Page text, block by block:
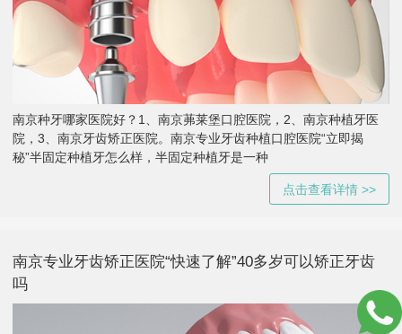
南京种牙哪家医院好？1、南京茀莱堡口腔医院，2、南京种植牙医
院，3、南京牙齿矫正医院。南京专业牙齿种植口腔医院“立即揭
秘”半固定种植牙怎么样，半固定种植牙是一种
点击查看详情 >>
南京专业牙齿矫正医院“快速了解”40多岁可以矫正牙齿
吗